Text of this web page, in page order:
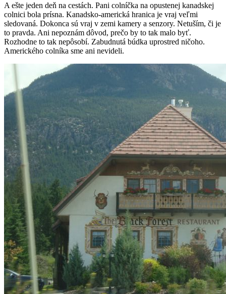
A ešte jeden deň na cestách. Pani colníčka na opustenej kanadskej
colnici bola prísna. Kanadsko-americká hranica je vraj veľmi
sledovaná. Dokonca sú vraj v zemi kamery a senzory. Netuším, či je
to pravda. Ani nepoznám dôvod, prečo by to tak malo byť.
Rozhodne to tak nepôsobí. Zabudnutá búdka uprostred ničoho.
Amerického colníka sme ani nevideli.